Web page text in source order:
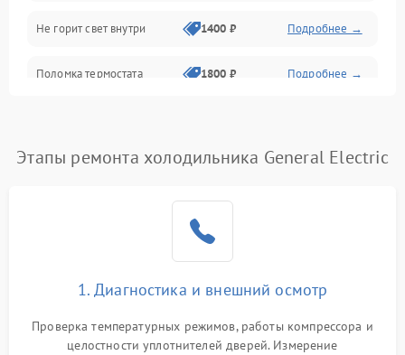
Не горит свет внутри 1400 ₽ Подробнее →
Поломка термостата 1800 ₽ Подробнее →
Поломка системы No Frost 2600 ₽ Подробнее →
работе
2000 ₽ Подробнее →
Этапы ремонта холодильника General Electric
1. Диагностика и внешний осмотр
Проверка температурных режимов, работы компрессора и
целостности уплотнителей дверей. Измерение